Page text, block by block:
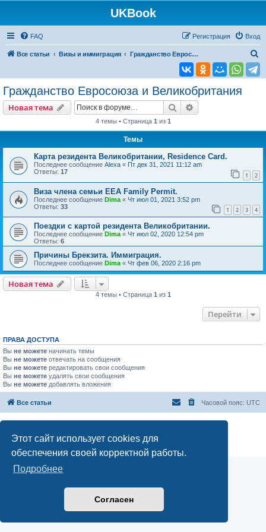
Этот сайт использует cookies для
обеспечения своей корректной работы.
Подробнее
Согласен
UKBook
FAQ Вход
Регистрация
Все статьи Визы и иммиграция Гражданство Евросоюза и Великобритания
Гражданство Евросоюза и Великобритания
Новая тема Поиск
4 темы • Страница 1 из 1
Темы
Карта резидента Великобритании, Residence Card.
Последнее сообщение Alexa « Пт дек 31, 2021 11:12 am
Ответы: 17 1 2
Виза члена семьи EEA Family Permit.
Последнее сообщение Dima « Чт июл 01, 2021 3:52 pm
Ответы: 33 1 2 3 4
Поездки с картой резидента Великобритании.
Последнее сообщение Dima « Чт июл 02, 2020 12:54 pm
Ответы: 6
Причины Брекзита. Иммиграция.
Последнее сообщение Dima « Чт фев 06, 2020 2:16 pm
Новая тема
4 темы • Страница 1 из 1
Перейти
ПРАВА ДОСТУПА
Вы не можете начинать темы
Вы не можете отвечать на сообщения
Вы не можете редактировать свои сообщения
Вы не можете удалять свои сообщения
Вы не можете добавлять вложения
Все статьи Часовой пояс: UTC
Русская поддержка phpBB
Конфиденциальность